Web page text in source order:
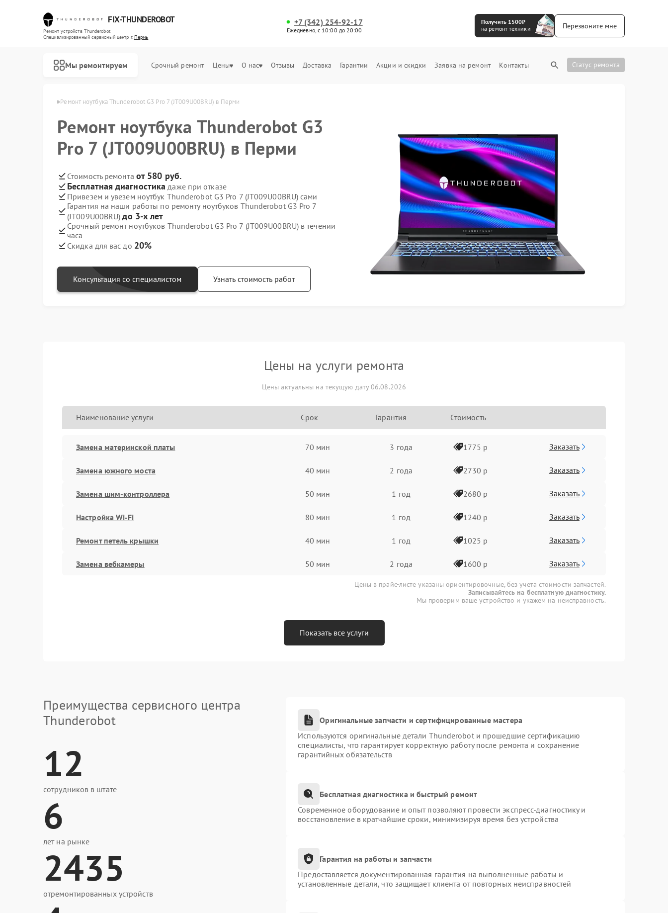
FIX-THUNDEROBOT
Ремонт устройств Thunderobot
Специализированный cервисный центр г.Пермь
+7 (342) 254-92-17
Ежедневно, с 10:00 до 20:00
Получить 1500₽
на ремонт техники
Перезвоните мне
Мы ремонтируем Срочный ремонт Цены О нас Отзывы Доставка Гарантии Акции и скидки Заявка на ремонт Контакты Статус ремонта
в Перми Ремонт ноутбука Thunderobot G3 Pro 7 (JT009U00BRU) в Перми
Ремонт ноутбука Thunderobot G3
Pro 7 (JT009U00BRU) в Перми
Стоимость ремонта от 580 руб.
Бесплатная диагностика даже при отказе
Привезем и увезем ноутбук Thunderobot G3 Pro 7 (JT009U00BRU) сами
Гарантия на наши работы по ремонту ноутбуков Thunderobot G3 Pro 7
(JT009U00BRU)до 3-х лет
Срочный ремонт ноутбуков Thunderobot G3 Pro 7 (JT009U00BRU) в течении
часа
Скидка для вас до 20%
Консультация со специалистом Узнать стоимость работ
Цены на услуги ремонта
Цены актуальны на текущую дату 06.08.2026
Наименование услуги Срок Гарантия Стоимость
Замена материнской платы 70 мин 3 года 1775 р Заказать
Замена южного моста 40 мин 2 года 2730 р Заказать
Замена шим-контроллера 50 мин 1 год 2680 р Заказать
Настройка Wi-Fi 80 мин 1 год 1240 р Заказать
Ремонт петель крышки 40 мин 1 год 1025 р Заказать
Замена вебкамеры 50 мин 2 года 1600 р Заказать
Цены в прайс-листе указаны ориентировочные, без учета стоимости запчастей.
Записывайтесь на бесплатную диагностику.
Мы проверим ваше устройство и укажем на неисправность.
Показать все услуги
Преимущества сервисного центра
Thunderobot
12
сотрудников в штате
6
лет на рынке
2435
отремонтированных устройств
Оригинальные запчасти и сертифицированные мастера
Используются оригинальные детали Thunderobot и прошедшие сертификацию
специалисты, что гарантирует корректную работу после ремонта и сохранение
гарантийных обязательств
Бесплатная диагностика и быстрый ремонт
Современное оборудование и опыт позволяют провести экспресс-диагностику и
восстановление в кратчайшие сроки, минимизируя время без устройства
Гарантия на работы и запчасти
Предоставляется документированная гарантия на выполненные работы и
установленные детали, что защищает клиента от повторных неисправностей